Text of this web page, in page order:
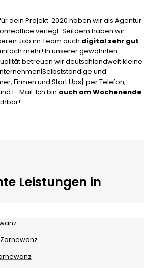
dein Projekt. 2020 haben wir als Agentur
verlegt. Seitdem haben wir
Job im Team auch digital sehr gut
mehr! In unserer gewohnten
betreuen wir deutschlandweit kleine
und
Firmen und Start Ups} per Telefon,
E-Mail. Ich bin auch am Wochenende
Leistungen in